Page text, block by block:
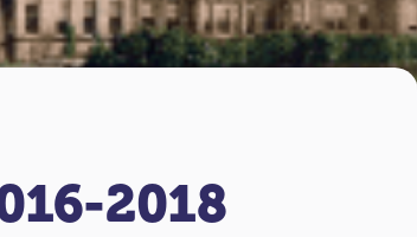
2018